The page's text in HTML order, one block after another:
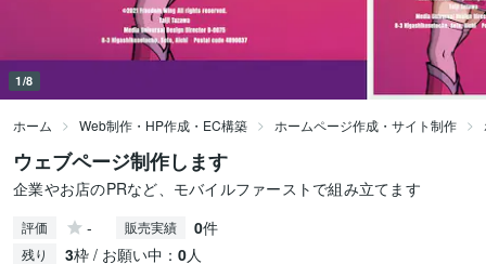
1/8
ホーム Web制作・HP作成・EC構築 ホームページ作成・サイト制作
ウェブページ制作します
企業やお店のPRなど、モバイルファーストで組み立てます
評価 - 販売実績 0件
残り 3枠 / お願い中： 0人